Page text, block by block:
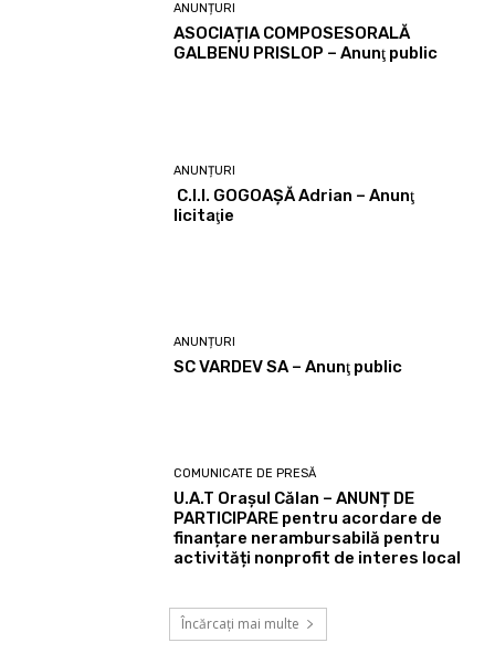
ANUNȚURI
ASOCIAȚIA COMPOSESORALĂ
GALBENU PRISLOP – Anunţ public
ANUNȚURI
C.I.I. GOGOAŞĂ Adrian – Anunţ
licitaţie
ANUNȚURI
SC VARDEV SA – Anunţ public
COMUNICATE DE PRESĂ
U.A.T Orașul Călan – ANUNȚ DE
PARTICIPARE pentru acordare de
finanțare nerambursabilă pentru
activități nonprofit de interes local
Încărcați mai multe